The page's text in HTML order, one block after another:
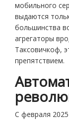
мобильного
выдаются
большинства
агрегаторы
Таксовичкоф,
препятствием.
С февраля